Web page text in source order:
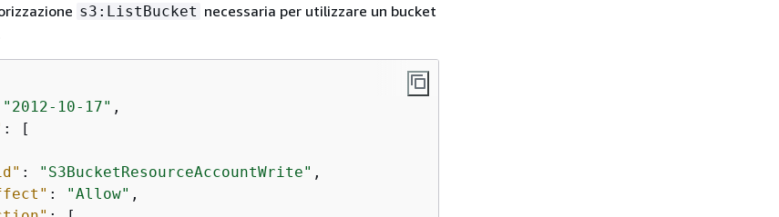
s3:ListBucket necessaria per utilizzare un bucket
"2012-10-17" ,
: [
: "S3BucketResourceAccountWrite" ,
: "Allow" ,